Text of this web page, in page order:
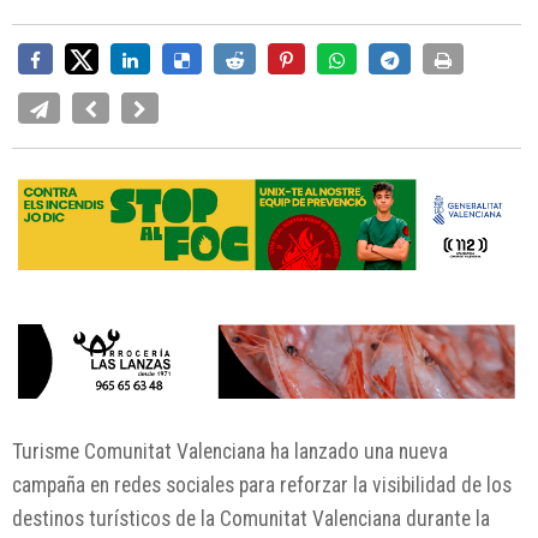
Turisme Comunitat Valenciana ha lanzado una nueva
campaña en redes sociales para reforzar la visibilidad de los
destinos turísticos de la Comunitat Valenciana durante la